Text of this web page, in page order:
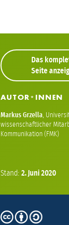
Das
Seite
AUTOR* INNEN
Markus Grzella,
wissenschaftlicher
Kommunikation (FMK)
Stand: 2. Juni 2020
CC